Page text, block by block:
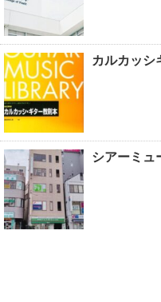
カルカッシ
シアーミュ